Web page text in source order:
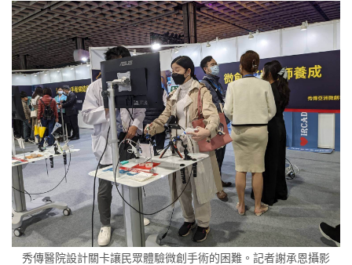
秀傳醫院設計關卡讓民眾體驗微創手術的困難。記者謝承恩攝影